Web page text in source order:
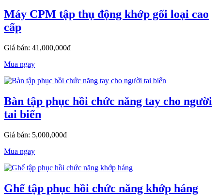
Máy CPM tập thụ động khớp gối loại cao
cấp
Giá bán: 41,000,000đ
Mua ngay
Bàn tập phục hồi chức năng tay cho người
tai biến
Giá bán: 5,000,000đ
Mua ngay
Ghế tập phục hồi chức năng khớp háng